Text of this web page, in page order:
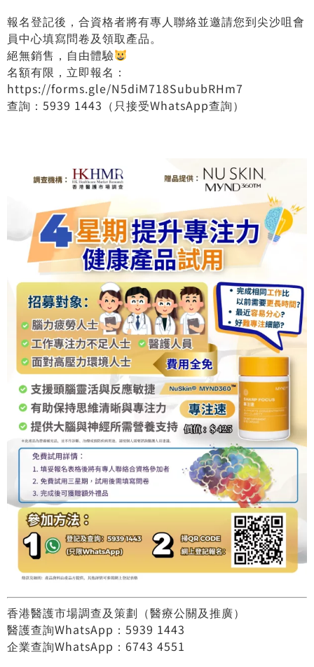
報名登記後，合資格者將有專人聯絡並邀請您到尖沙咀會
員中心填寫問卷及領取產品。
絕無銷售，自由體驗
名額有限，立即報名：
https://forms.gle/N5diM718SububRHm7
查詢：5939 1443（只接受WhatsApp查詢）
香港醫護市場調查及策劃（醫療公關及推廣）
醫護查詢WhatsApp：5939 1443
企業查詢WhatsApp：6743 4551